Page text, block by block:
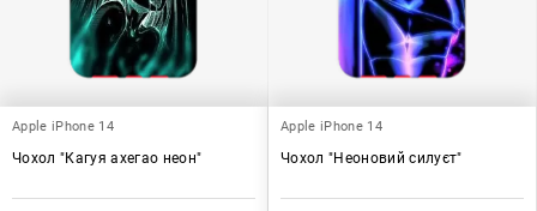
Apple iPhone 14
Чохол "Кагуя ахегао неон"
Apple iPhone 14
Чохол "Неоновий силуєт"